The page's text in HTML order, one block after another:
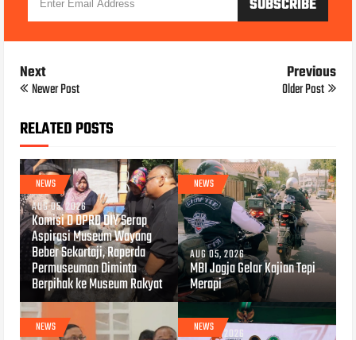
Next
Newer Post
Previous
Older Post
RELATED POSTS
NEWS
AUG 05, 2026
Komisi D DPRD DIY Serap
Aspirasi Museum Wayang
Beber Sekartaji, Raperda
Permuseuman Diminta
Berpihak ke Museum Rakyat
NEWS
AUG 05, 2026
MBI Jogja Gelar Kajian Tepi
Merapi
NEWS NEWS
AUG 04, 2026